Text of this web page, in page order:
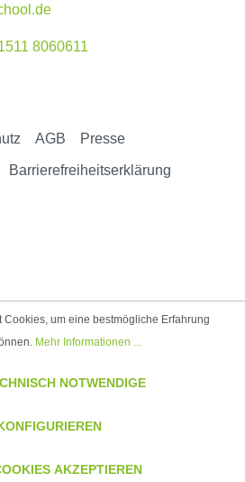
8060611
AGB
Presse
Barrierefreiheitserklärung
Cookies, um eine bestmögliche Erfahrung
Mehr Informationen ...
NOTWENDIGE
AKZEPTIEREN